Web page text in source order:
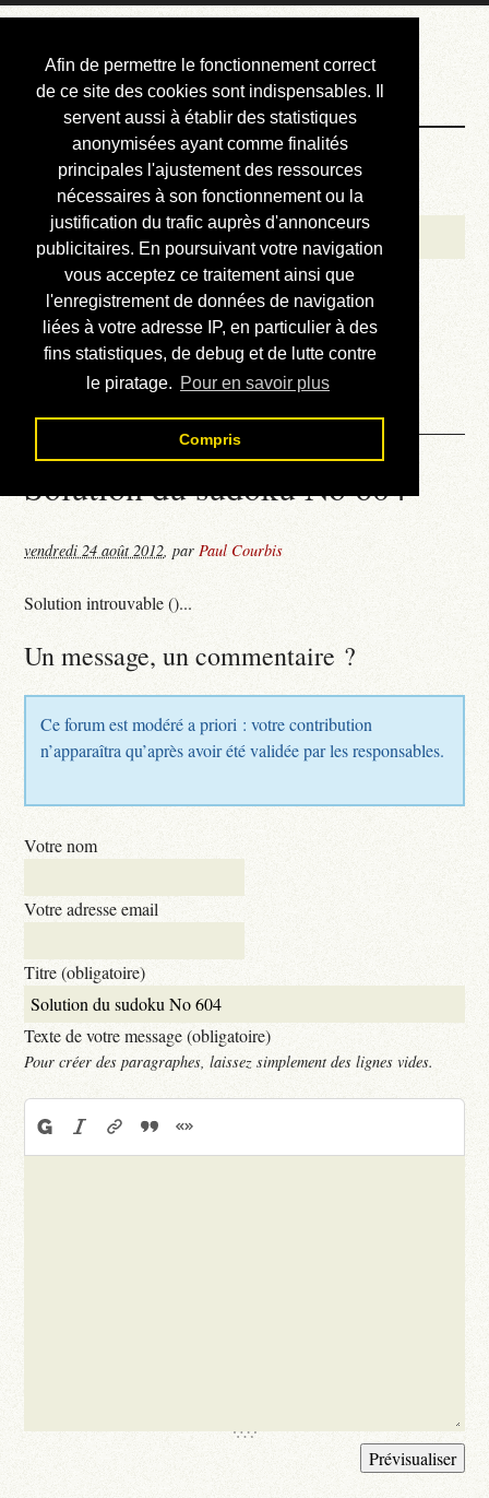
Afin de permettre le fonctionnement correct
de ce site des cookies sont indispensables. Il
servent aussi à établir des statistiques
anonymisées ayant comme finalités
principales l'ajustement des ressources
nécessaires à son fonctionnement ou la
justification du trafic auprès d'annonceurs
publicitaires. En poursuivant votre navigation
vous acceptez ce traitement ainsi que
l'enregistrement de données de navigation
liées à votre adresse IP, en particulier à des
fins statistiques, de debug et de lutte contre
le piratage. Pour en savoir plus
Compris
Courbis, « LE »
Blog Officiel
Bienvenue
Réalisations
Divers (et d’été)
Annonces
Liens externes
Téléchargement
Contact
Solution du sudoku No 604
vendredi 24 août 2012,parPaul Courbis
Solution introuvable ()...
Un message, un commentaire ?
Ce forum est modéré a priori : votre contribution
n’apparaîtra qu’après avoir été validée par les responsables.
Votre nom
Votre adresse email
Titre (obligatoire)
Texte de votre message (obligatoire)
Pour créer des paragraphes, laissez simplement des lignes vides.